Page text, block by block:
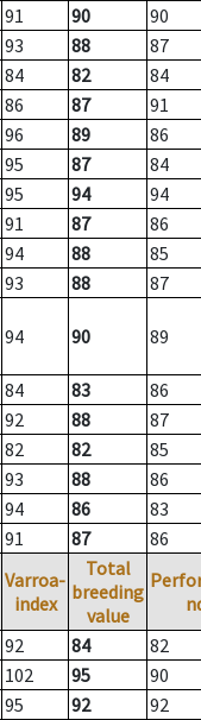
91 90
90
93 88
87
84 82
84
86 87
91
96 89
86
95 87
84
95 94
94
91 87
86
94 88
85
93 88 87
94 90 89
84 83
86
92 88
87
82 82
85
93 88
86
94 86
83
91 87 86
Varroa-
index
Total
breeding
value
92 84
82
102 95
90
95 92
92